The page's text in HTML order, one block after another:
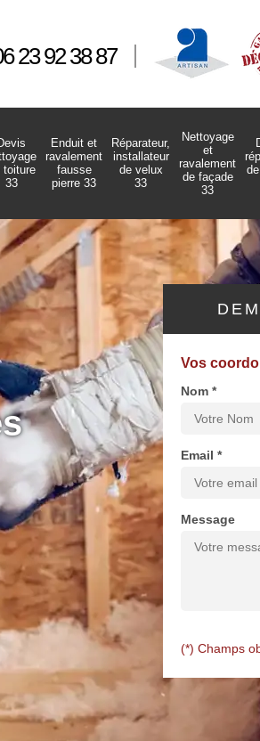
23 92 38 87
toiture
33
Enduit et
ravalement
fausse
pierre 33
Réparateur,
installateur
de velux
33
Nettoyage
et
ravalement
de façade
33
Vos
Nom *
Email *
Message
(*) Champs